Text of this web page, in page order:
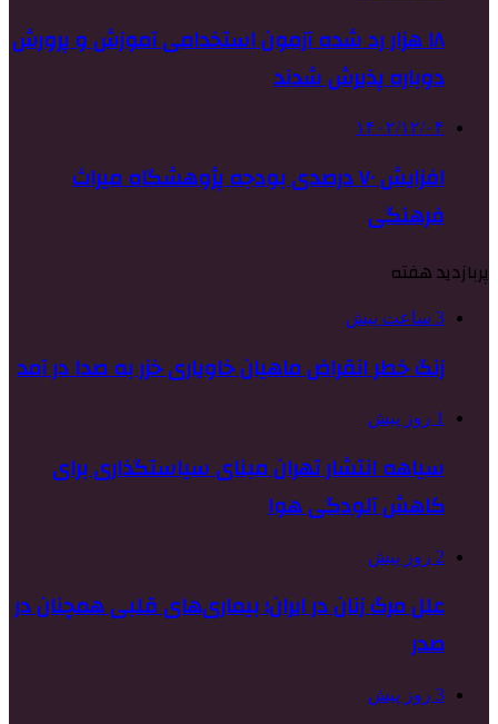
۱۸ هزار رد شده آزمون استخدامی آموزش و پرورش
دوباره پذیرش شدند
۱۴۰۲/۱۲/۰۴
افزایش ۷۰ درصدی بودجه پژوهشگاه میراث
فرهنگی
پربازدید هفته
3 ساعت پیش
زنگ خطر انقراض ماهیان خاویاری خزر به صدا در آمد
1 روز پیش
سیاهه انتشار تهران مبنای سیاستگذاری برای
کاهش آلودگی هوا
2 روز پیش
علل مرگ زنان در ایران؛ بیماری‌های قلبی همچنان در
صدر
3 روز پیش